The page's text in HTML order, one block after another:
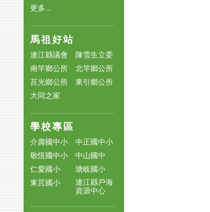
更多...
馬祖好站
連江縣議會
陳雪生立委
南竿鄉公所
北竿鄉公所
莒光鄉公所
東引鄉公所
大同之家
學校專區
介壽國中小
中正國中小
敬恆國中小
中山國中
仁愛國小
塘岐國小
東莒國小
連江縣戶海
資源中心